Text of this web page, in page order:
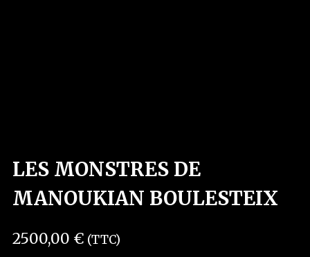
LES MONSTRES DE
MANOUKIAN BOULESTEIX
2500,00 € (TTC)